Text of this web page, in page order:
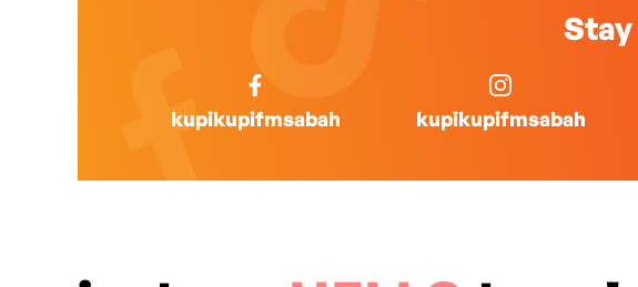
kupikupifmsabah kupikupifmsabah